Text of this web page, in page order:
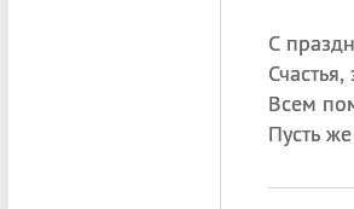
С
Всем
Пусть